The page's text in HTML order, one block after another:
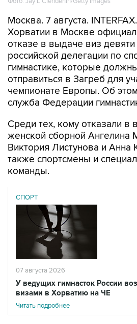
Москва. 7 августа.
Хорватии в Москве
отказе в выдаче виз
российской делегации по
гимнастике, которые
отправиться в Загреб для
чемпионате Европы. Об
служба Федерации
Среди тех, кому отказали в
женской сборной Ангелина
Виктория Листунова и Анна
также спортсмены и
команды.
СПОРТ
07 августа 2026
У ведущих гимнасток России
визами в Хорватию на ЧЕ
Читать подробнее